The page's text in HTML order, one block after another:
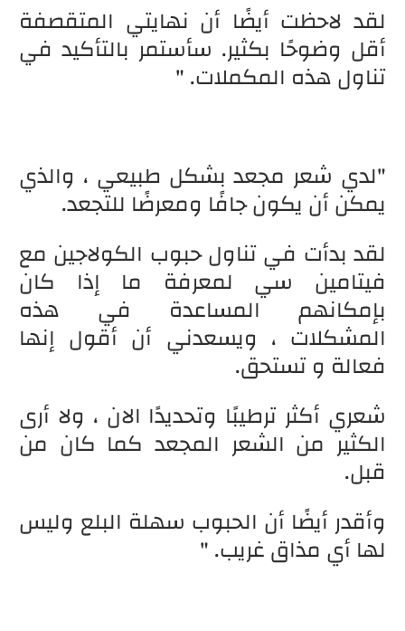
لقد لاحظت أيضًا أن نهايتي المتقصفة
أقل وضوحًا بكثير. سأستمر بالتأكيد في
تناول هذه المكملات. "
"لدي شعر مجعد بشكل طبيعي ، والذي
يمكن أن يكون جافًا ومعرضًا للتجعد.
لقد بدأت في تناول حبوب الكولاجين مع
فيتامين سي لمعرفة ما إذا كان
بإمكانهم المساعدة في هذه
المشكلات ، ويسعدني أن أقول إنها
فعالة و تستحق.
شعري أكثر ترطيبًا وتحديدًا الان ، ولا أرى
الكثير من الشعر المجعد كما كان من
قبل.
وأقدر أيضًا أن الحبوب سهلة البلع وليس
لها أي مذاق غريب. "